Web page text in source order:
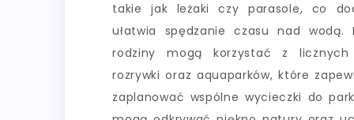
takie jak leżaki czy parasole, co
ułatwia spędzanie czasu nad wodą.
rodziny mogą korzystać z licznych
rozrywki oraz aquaparków, które
zaplanować wspólne wycieczki do